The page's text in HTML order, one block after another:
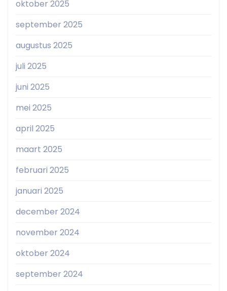
oktober 2025
september 2025
augustus 2025
juli 2025
juni 2025
mei 2025
april 2025
maart 2025
februari 2025
januari 2025
december 2024
november 2024
oktober 2024
september 2024